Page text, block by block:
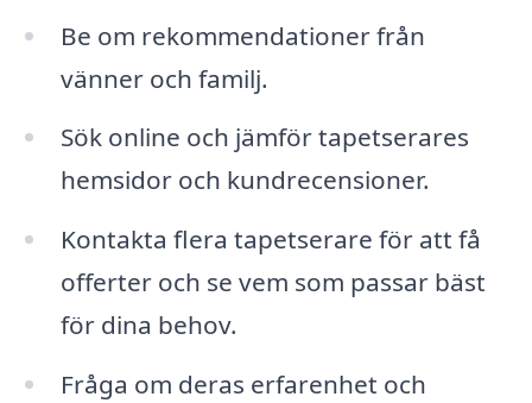
Be om rekommendationer från
vänner och familj.
Sök online och jämför tapetserares
hemsidor och kundrecensioner.
Kontakta flera tapetserare för att få
offerter och se vem som passar bäst
för dina behov.
Fråga om deras erfarenhet och